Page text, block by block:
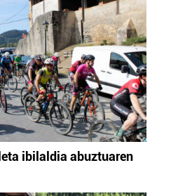
ibilaldia abuztuaren